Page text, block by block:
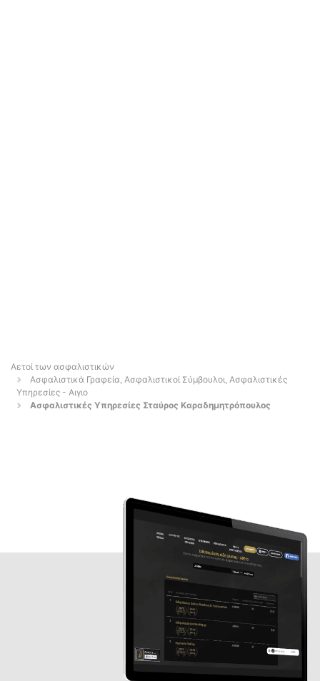
Αετοί των ασφαλιστικών
Ασφαλιστικά Γραφεία, Ασφαλιστικοί Σύμβουλοι, Ασφαλιστικές
Υπηρεσίες - Αιγιο
Ασφαλιστικές Υπηρεσίες Σταύρος Καραδημητρόπουλος